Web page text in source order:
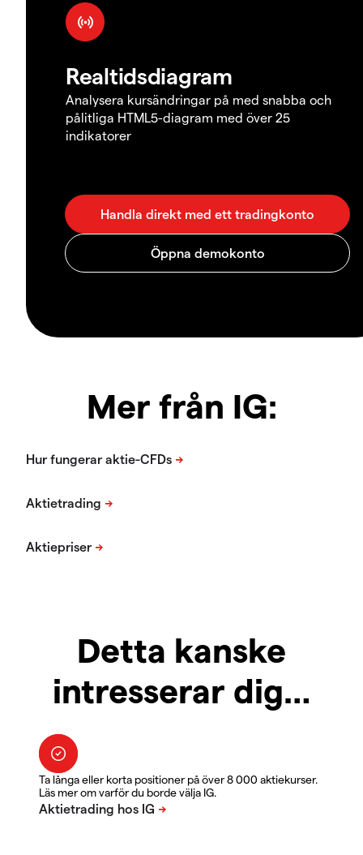
Realtidsdiagram
Analysera kursändringar på med snabba och
pålitliga HTML5-diagram med över 25
indikatorer
Mer från IG:
Detta kanske
intresserar dig…
Ta långa eller korta positioner på över 8 000 aktiekurser.
Läs mer om varför du borde välja IG.